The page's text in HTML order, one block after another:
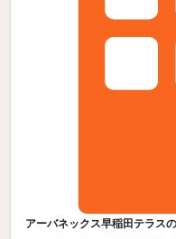
アーバネックス早稲田テラス